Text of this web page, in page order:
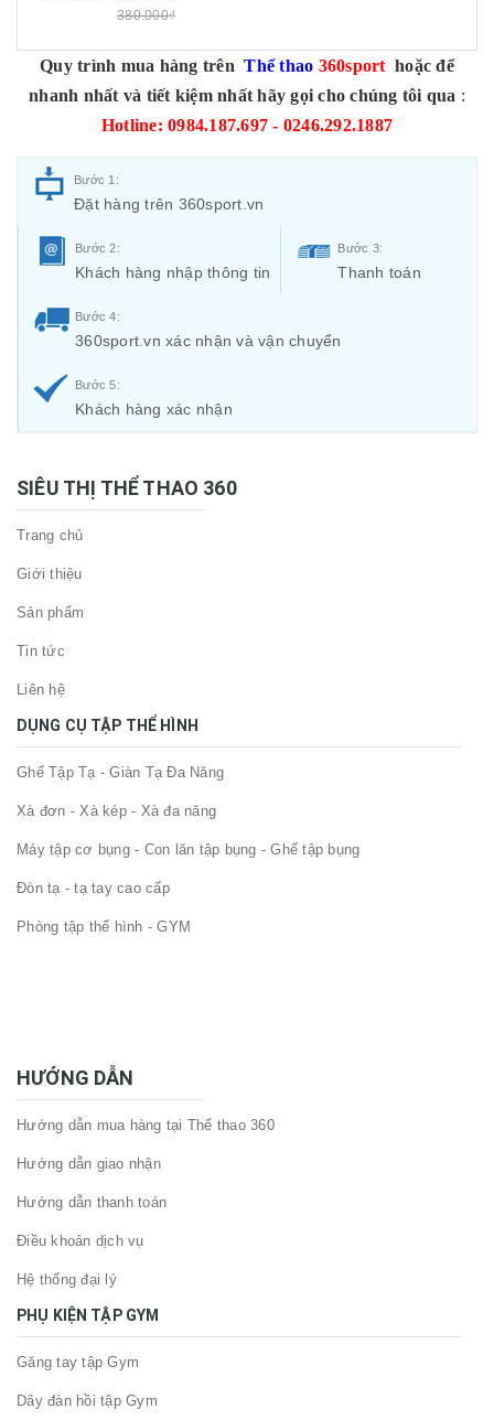
380.000₫
Quy trình mua hàng trên Thể thao 360sport hoặc để
nhanh nhất và tiết kiệm nhất hãy gọi cho chúng tôi qua :
Hotline: 0984.187.697 - 0246.292.1887
Bước 1:
Đặt hàng trên 360sport.vn
Bước 2:
Khách hàng nhập thông tin
Bước 3:
Thanh toán
Bước 4:
360sport.vn xác nhận và vận chuyển
Bước 5:
Khách hàng xác nhận
SIÊU THỊ THỂ THAO 360
Trang chủ
Giới thiệu
Sản phẩm
Tin tức
Liên hệ
DỤNG CỤ TẬP THỂ HÌNH
Ghế Tập Tạ - Giàn Tạ Đa Năng
Xà đơn - Xà kép - Xà đa năng
Máy tập cơ bụng - Con lăn tập bụng - Ghế tập bụng
Đòn tạ - tạ tay cao cấp
Phòng tập thể hình - GYM
HƯỚNG DẪN
Hướng dẫn mua hàng tại Thể thao 360
Hướng dẫn giao nhận
Hướng dẫn thanh toán
Điều khoản dịch vụ
Hệ thống đại lý
PHỤ KIỆN TẬP GYM
Găng tay tập Gym
Dây đàn hồi tập Gym